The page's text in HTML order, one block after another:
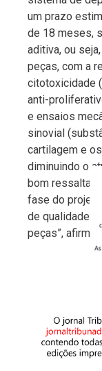
um prazo
de 18 meses,
aditiva, ou
peças, com a
citotoxicidade
anti-
e ensaios
sinovial
cartilagem e
diminuindo o
bom ressaltar
fase do
de qualidade
peças”, afirma.